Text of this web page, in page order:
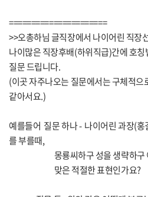
======================
>>오총하님 글직장에서 나이어린 직장
나이많은 직장후배(하위직급)간에 호칭
질문 드립니다.
(이곳 자주나오는 질문에서는 구체적으
같아서요.)
예를들어 질문 하나 - 나이어린 과장(
를 부를때,
몽룡씨하구 성을 생략하구 이
맞은 적절한 표현인가요?